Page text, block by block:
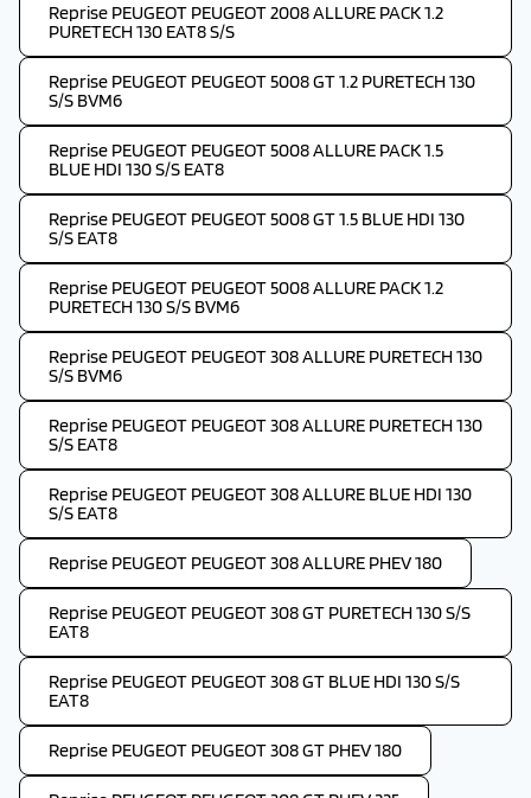
Reprise PEUGEOT PEUGEOT 2008 ALLURE PACK 1.2
PURETECH 130 EAT8 S/S
Reprise PEUGEOT PEUGEOT 5008 GT 1.2 PURETECH 130
S/S BVM6
Reprise PEUGEOT PEUGEOT 5008 ALLURE PACK 1.5
BLUE HDI 130 S/S EAT8
Reprise PEUGEOT PEUGEOT 5008 GT 1.5 BLUE HDI 130
S/S EAT8
Reprise PEUGEOT PEUGEOT 5008 ALLURE PACK 1.2
PURETECH 130 S/S BVM6
Reprise PEUGEOT PEUGEOT 308 ALLURE PURETECH 130
S/S BVM6
Reprise PEUGEOT PEUGEOT 308 ALLURE PURETECH 130
S/S EAT8
Reprise PEUGEOT PEUGEOT 308 ALLURE BLUE HDI 130
S/S EAT8
Reprise PEUGEOT PEUGEOT 308 ALLURE PHEV 180
Reprise PEUGEOT PEUGEOT 308 GT PURETECH 130 S/S
EAT8
Reprise PEUGEOT PEUGEOT 308 GT BLUE HDI 130 S/S
EAT8
Reprise PEUGEOT PEUGEOT 308 GT PHEV 180